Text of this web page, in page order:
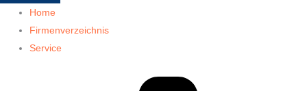
Home
Firmenverzeichnis
Service